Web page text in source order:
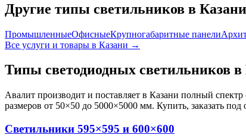
Другие типы светильников в Казани
ПромышленныеОфисныеКрупногабаритные панели
Все услуги и товары в Казани →
Типы светодиодных светильников в
Авалит производит и поставляет в Казани полный спектр
размеров от 50×50 до 5000×5000 мм. Купить, заказать
Светильники 595×595 и 600×600